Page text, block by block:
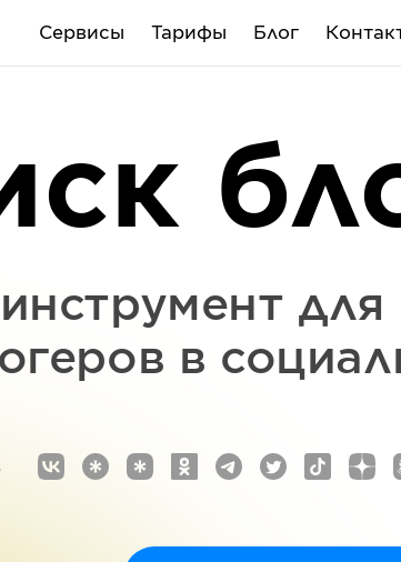
Сервисы Тарифы Блог
для
в